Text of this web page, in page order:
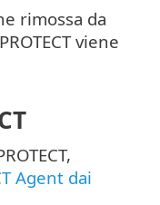
rimossa da
viene
Agent dai